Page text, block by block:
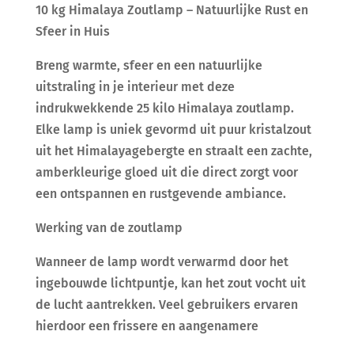
10 kg Himalaya Zoutlamp – Natuurlijke Rust en
Sfeer in Huis
Breng warmte, sfeer en een natuurlijke
uitstraling in je interieur met deze
indrukwekkende 25 kilo Himalaya zoutlamp.
Elke lamp is uniek gevormd uit puur kristalzout
uit het Himalayagebergte en straalt een zachte,
amberkleurige gloed uit die direct zorgt voor
een ontspannen en rustgevende ambiance.
Werking van de zoutlamp
Wanneer de lamp wordt verwarmd door het
ingebouwde lichtpuntje, kan het zout vocht uit
de lucht aantrekken. Veel gebruikers ervaren
hierdoor een frissere en aangenamere